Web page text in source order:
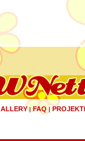
|FAQ |